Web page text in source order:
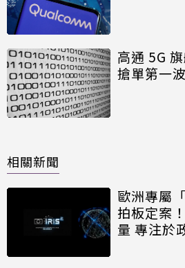
高通 5G
搶單第一
相關新聞
歐洲專屬
拍板定案
量 專注於